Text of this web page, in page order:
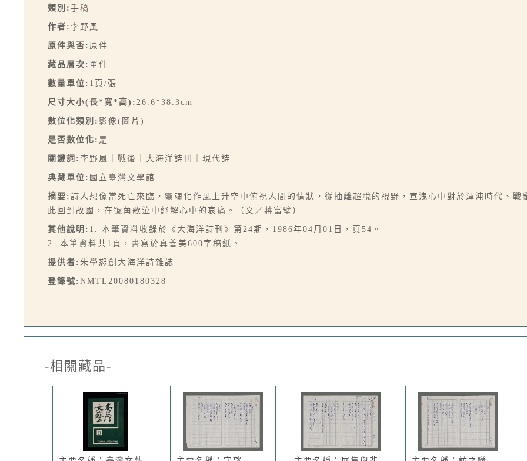
類別: 手稿
作者: 李野風
原件與否: 原件
藏品層次: 單件
數量單位: 1頁/張
尺寸大小(長*寬*高): 26.6*38.3cm
數位化類別: 影像(圖片)
是否數位化: 是
關鍵詞: 李野風｜戰後｜大海洋詩刊｜現代詩
典藏單位: 國立臺灣文學館
摘要: 詩人想像當死亡來臨，靈魂化作風上升空中俯視人間的情狀，從抽離超脫的視野，宣洩心中對於渾沌時代、
此回到故國，在號角歌泣中紓解心中的哀痛。（文／蔣富璧）
其他說明: 1. 本筆資料收錄於《大海洋詩刊》第24期，1986年04月01日，頁54。
2. 本筆資料共1頁，書寫於真善美600字稿紙。
提供者: 朱學恕創大海洋詩雜誌
登錄號: NMTL20080180328
-相關藏品-